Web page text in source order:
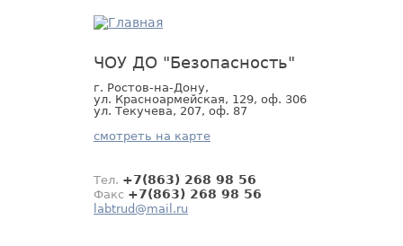
ЧОУ ДО "Безопасность"
г. Ростов-на-Дону,
ул. Красноармейская, 129, оф. 306
ул. Текучева, 207, оф. 87
смотреть на карте
Тел. +7(863) 268 98 56
Факс +7(863) 268 98 56
labtrud@mail.ru